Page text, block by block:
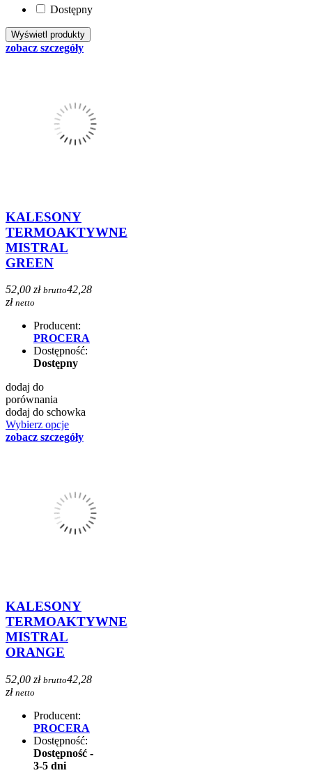
Dostępny
zobacz szczegóły
KALESONY
TERMOAKTYWNE
MISTRAL
GREEN
52,00 zł brutto42,28
zł netto
Producent:
PROCERA
Dostępność:
Dostępny
dodaj do
porównania
dodaj do schowka
Wybierz opcje
zobacz szczegóły
KALESONY
TERMOAKTYWNE
MISTRAL
ORANGE
52,00 zł brutto42,28
zł netto
Producent:
PROCERA
Dostępność:
Dostępność -
3-5 dni